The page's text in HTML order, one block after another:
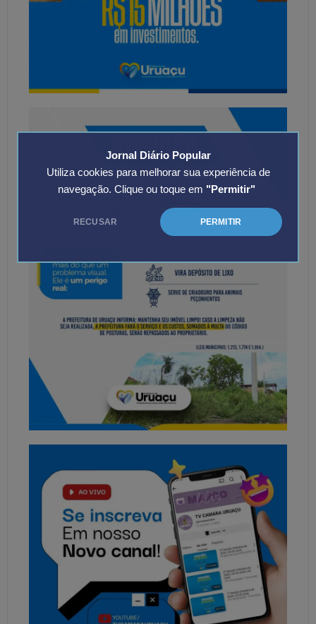
Jornal Diário Popular
Utiliza cookies para melhorar sua experiência de
navegação. Clique ou toque em "Permitir"
RECUSAR PERMITIR